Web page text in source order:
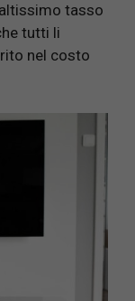
tasso
tutti li
nel costo